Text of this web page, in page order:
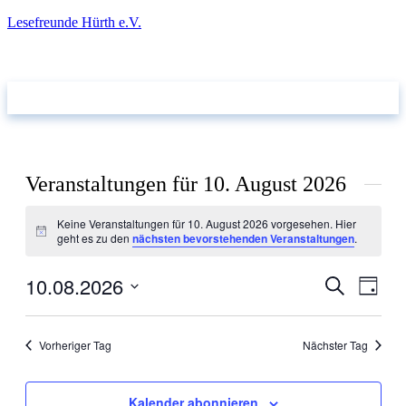
Lesefreunde Hürth e.V.
Veranstaltungen für 10. August 2026
Hinweis
Keine Veranstaltungen für 10. August 2026 vorgesehen. Hier
geht es zu den nächsten bevorstehenden Veranstaltungen.
Suche
Tag
10.08.2026
Vorheriger Tag
Nächster Tag
Kalender abonnieren